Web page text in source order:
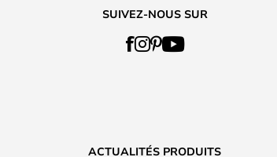
SUIVEZ-NOUS SUR
ACTUALITÉS PRODUITS